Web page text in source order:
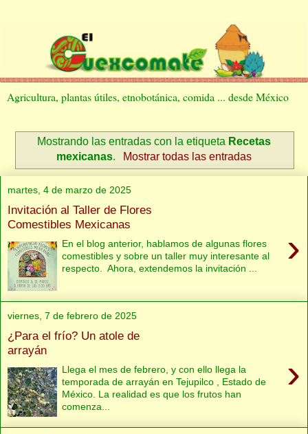
Agricultura, plantas útiles, etnobotánica, comida ... desde México
Mostrando las entradas con la etiqueta Recetas
mexicanas. Mostrar todas las entradas
martes, 4 de marzo de 2025
Invitación al Taller de Flores
Comestibles Mexicanas
›
En el blog anterior, hablamos de algunas flores
comestibles y sobre un taller muy interesante al
respecto. Ahora, extendemos la invitación ...
viernes, 7 de febrero de 2025
¿Para el frío? Un atole de
arrayán
›
Llega el mes de febrero, y con ello llega la
temporada de arrayán en Tejupilco , Estado de
México. La realidad es que los frutos han
comenza...